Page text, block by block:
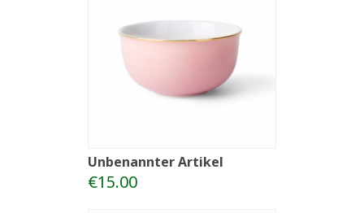
Unbenannter Artikel
€15.00